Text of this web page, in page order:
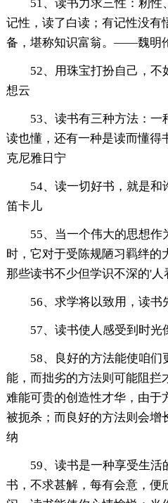
51、读书力求三性：籾
记性，读了白读；有记性没有
备，堪称知识富翁。——魏明
52、用珠宝打扮自己，
想云
53、读书有三种方法：
读也懂，还有一种是读而懂得
克尼雅日宁
54、读一切好书，就是和
笛卡儿
55、当一个伟大的思想作
时，它对于受陈规陋习羁绊的
那些读书不少但学识不深的'人
56、求学将以致用，读书
57、读书使人感受到时光
58、良好的方法能使咱
能，而拙劣的方法则可能阻拦
难能可贵的创造性才华，由于
被扼杀；而良好的方法则会
纳
59、读书是一种享受生
书，不求甚解，每有会意，便